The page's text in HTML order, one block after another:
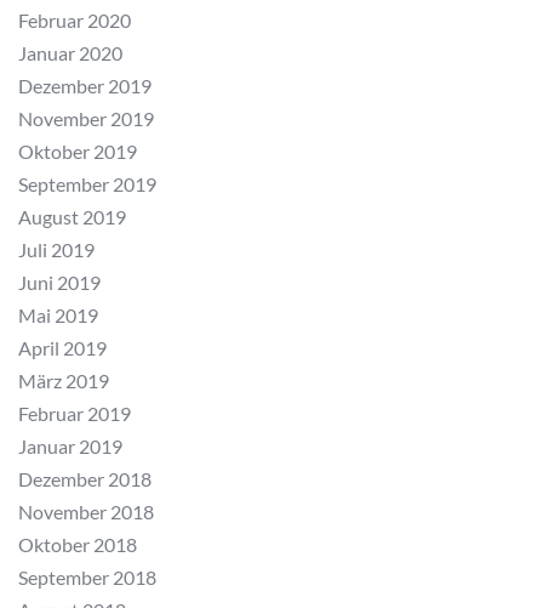
Februar 2020
Januar 2020
Dezember 2019
November 2019
Oktober 2019
September 2019
August 2019
Juli 2019
Juni 2019
Mai 2019
April 2019
März 2019
Februar 2019
Januar 2019
Dezember 2018
November 2018
Oktober 2018
September 2018